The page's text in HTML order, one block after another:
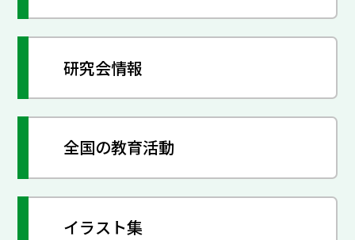
研究会情報
全国の教育活動
イラスト集